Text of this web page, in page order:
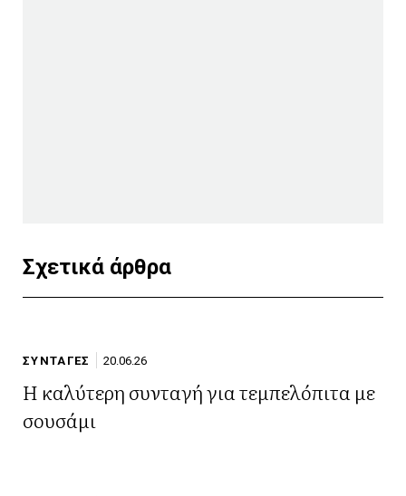
Σχετικά άρθρα
ΣΥΝΤΑΓΕΣ 20.06.26
Η καλύτερη συνταγή για τεμπελόπιτα με
σουσάμι